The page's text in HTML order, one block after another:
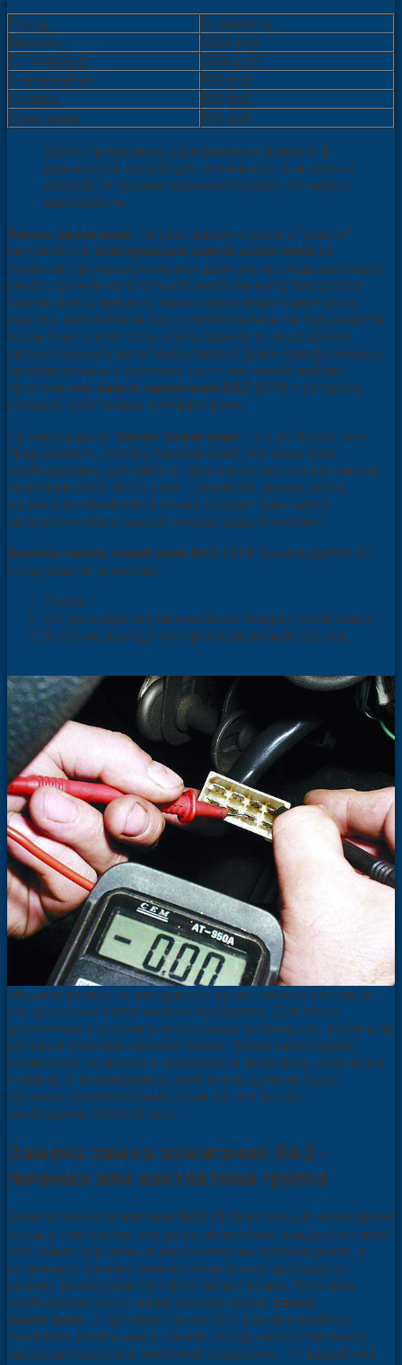
Город
Стоимость
Москва
1000 руб.
С-Петербург
1000 руб.
Екатеринбург
900 руб.
Самара
800 руб.
Краснодар
900 руб.
Здесь приведены усредненные данные. В
реальности цена будет отличаться, она сильно
зависит от уровня сложности работ, от марки
автомобиля.
Замок зажигания - играет важную роль в "жизни"
автомобиля, неисправный замок зажигания не
позволит произвести запуск двигателя, следовательно,
уехать далеко на таком автомобиле вряд ли удастся.
Кроме всего прочего, замок зажигания играет роль
защиты автомобиля, как и любой замок он подчиняется
лишь тому у кого есть ключ, однако в наше время
автоугонщиков не останавливают даже навороченные
противоугонные системы, не то что какой-нибудь
простенький замок зажигания ВАЗ 2110 о котором
сегодня, собственно и пойдет речь.
На самом деле, замок зажигания - это не более чем
прерыватель, который размыкает или замыкает
необходимые для работы двигателя группы контактов,
неисправность этого узла - увеличит шансы угона
вашего автомобиля, а также создаст вам массу
неприятностей в самый неподходящий момент.
Замена замка зажигания ВАЗ 2110 производится по
следующим причинам:
После ;
Когда владелец автомобиля потерял свой ключ;
В случае выхода из строя контактной группы.
Машина может не заводиться из-за плохого контакта,
что довольно легко можно проверить. Для этого
достаточно отключить минусовую клемму на , и снять на
рулевой колонке нижний кожух. Затем необходимо
отключить контакты и произвести проверку, используя
омметр. У проверяемых контактов должно быть
нулевое сопротивление, если же это не так -
необходимо обязательно .
Замена замка зажигания ВАЗ -
личинка или контактная группа
Замена замка зажигания ВАЗ 2110 на новый необходима
лишь в том случае, когда он полностью вышел из строя
или имеет серьезные механические повреждения, в
остальных случаях можно попытаться произвести
замену вышедших из строя частей замка. Если вам
необходимо всего лишь восстановить замок
зажигания , к примеру после того как автомобиль
пытались угнать или в случае, когда ключ стал плохо
проворачиваться в замочной скважине - то вероятнее